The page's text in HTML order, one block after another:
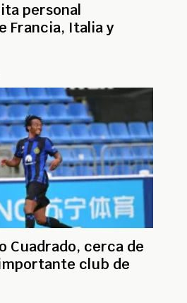
personal
Francia, Italia y
Cuadrado, cerca de
club de